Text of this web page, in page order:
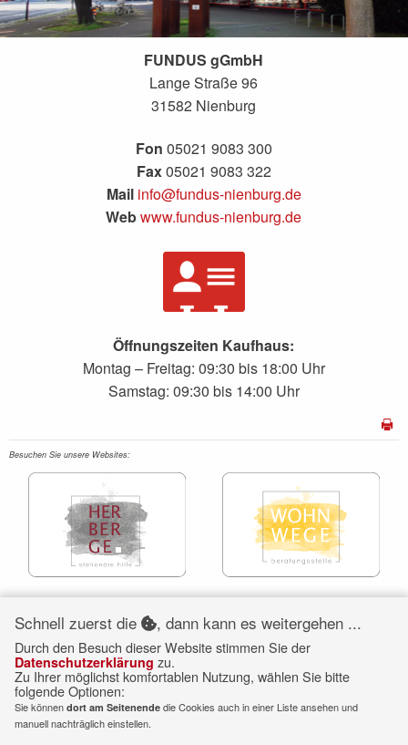
FUNDUS gGmbH
Lange Straße 96
31582 Nienburg
Fon 05021 9083 300
Fax05021 9083 322
Mail info@fundus-nienburg.de
Webwww.fundus-nienburg.de
Öffnungszeiten Kaufhaus:
Montag – Freitag: 09:30 bis 18:00 Uhr
Samstag: 09:30 bis 14:00 Uhr
S
Besuchen Sie unsere Websites:
Schnell zuerst die , dann kann es weitergehen ...
Durch den Besuch dieser Website stimmen Sie der
Datenschutzerklärung zu.
Zu Ihrer möglichst komfortablen Nutzung, wählen Sie bitte
folgende Optionen:
Sie können dort am Seitenende die Cookies auch in einer Liste ansehen und
manuell nachträglich einstellen.